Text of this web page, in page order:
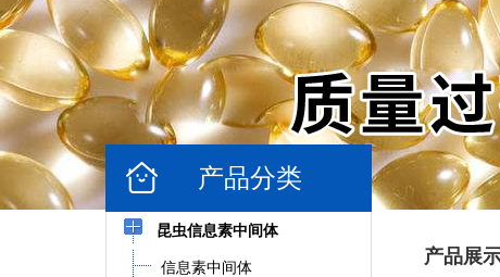
产品分类
昆虫信息素中间体
信息素中间体 产品展